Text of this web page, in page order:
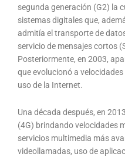
segunda generación (G2) la
sistemas digitales que,
admitía el transporte de
servicio de mensajes cortos
Posteriormente, en 2003,
que evolucionó a
uso de la Internet.
Una década después, en
(4G) brindando velocidades
servicios multimedia más
videollamadas, uso de